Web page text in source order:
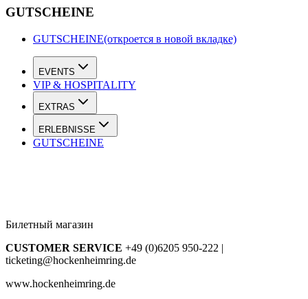
GUTSCHEINE
GUTSCHEINE(откроется в новой вкладке)
EVENTS
VIP & HOSPITALITY
EXTRAS
ERLEBNISSE
GUTSCHEINE
Билетный магазин
CUSTOMER SERVICE +49 (0)6205 950-222 |
ticketing@hockenheimring.de
www.hockenheimring.de